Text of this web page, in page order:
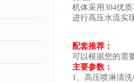
机体采用304优
进行高压水流实
配套推荐：
可以根据您的需
主要参数：
1、高压喷淋清